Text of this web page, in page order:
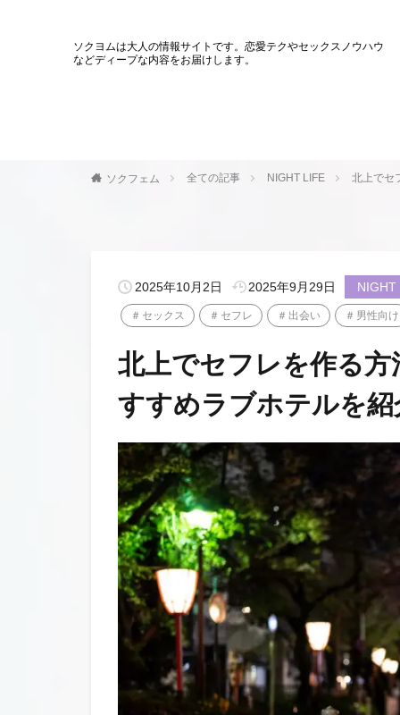
ソクヨムは大人の情報サイトです。恋愛テクやセックスノウハウ
などディープな内容をお届けします。
ソクフェム 全ての記事 NIGHT LIFE 北上でセ
2025年10月2日 2025年9月29日 NIGHT
セックス セフレ 出会い 男性向け
北上でセフレを作る
すすめラブホテルを紹